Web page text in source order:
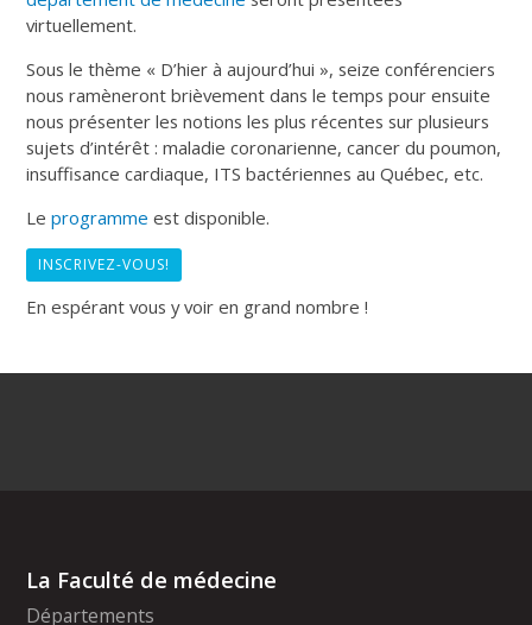
virtuellement.
Sous le thème « D’hier à aujourd’hui », seize conférenciers
nous ramèneront brièvement dans le temps pour ensuite
nous présenter les notions les plus récentes sur plusieurs
sujets d’intérêt : maladie coronarienne, cancer du poumon,
insuffisance cardiaque, ITS bactériennes au Québec, etc.
Le programme est disponible.
INSCRIVEZ-VOUS!
En espérant vous y voir en grand nombre !
La Faculté de médecine
Départements